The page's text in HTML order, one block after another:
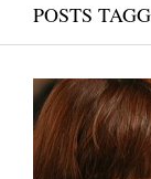
POSTS